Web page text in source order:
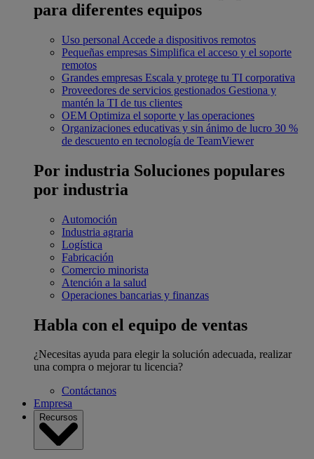
para diferentes equipos
Uso personal Accede a dispositivos remotos
Pequeñas empresas Simplifica el acceso y el soporte
remotos
Grandes empresas Escala y protege tu TI corporativa
Proveedores de servicios gestionados Gestiona y
mantén la TI de tus clientes
OEM Optimiza el soporte y las operaciones
Organizaciones educativas y sin ánimo de lucro 30 %
de descuento en tecnología de TeamViewer
Por industria Soluciones populares
por industria
Automoción
Industria agraria
Logística
Fabricación
Comercio minorista
Atención a la salud
Operaciones bancarias y finanzas
Habla con el equipo de ventas
¿Necesitas ayuda para elegir la solución adecuada, realizar
una compra o mejorar tu licencia?
Contáctanos
Empresa
Recursos